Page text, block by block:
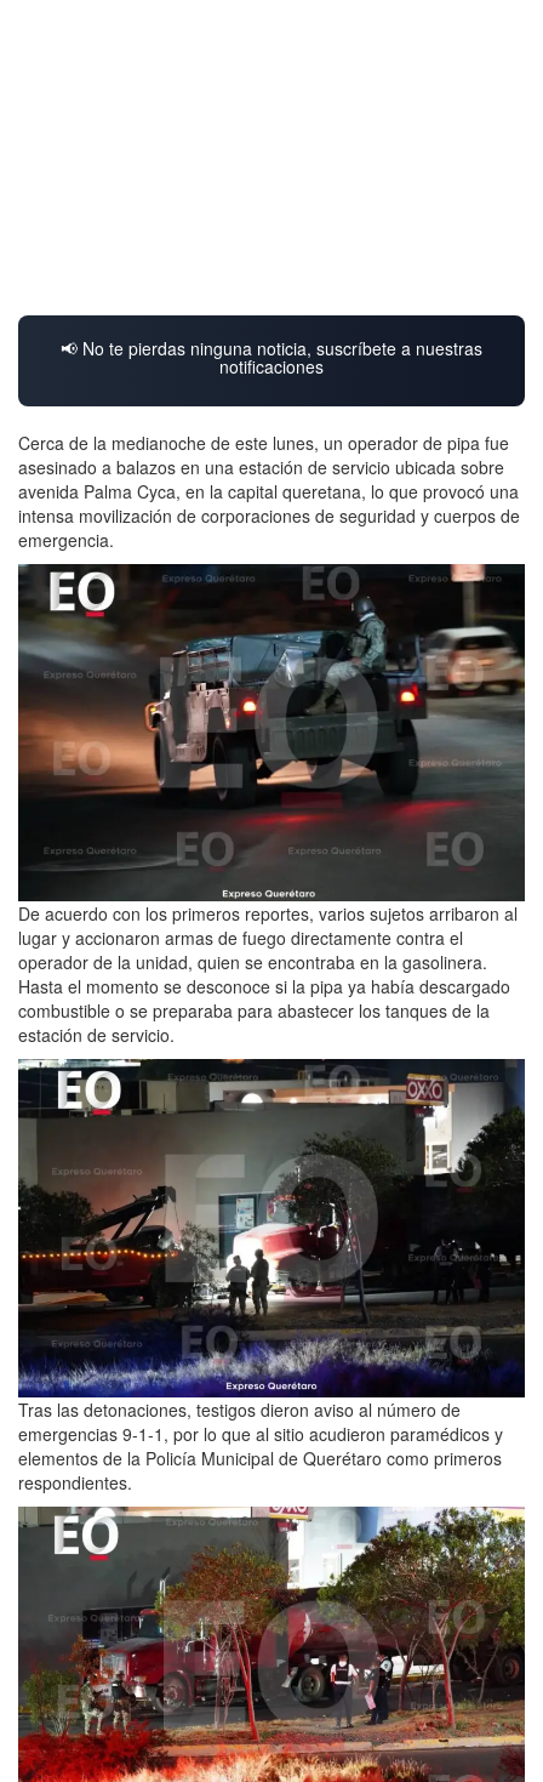
📢 No te pierdas ninguna noticia, suscríbete a nuestras
notificaciones
Cerca de la medianoche de este lunes, un operador de pipa fue
asesinado a balazos en una estación de servicio ubicada sobre
avenida Palma Cyca, en la capital queretana, lo que provocó una
intensa movilización de corporaciones de seguridad y cuerpos de
emergencia.
De acuerdo con los primeros reportes, varios sujetos arribaron al
lugar y accionaron armas de fuego directamente contra el
operador de la unidad, quien se encontraba en la gasolinera.
Hasta el momento se desconoce si la pipa ya había descargado
combustible o se preparaba para abastecer los tanques de la
estación de servicio.
Tras las detonaciones, testigos dieron aviso al número de
emergencias 9-1-1, por lo que al sitio acudieron paramédicos y
elementos de la Policía Municipal de Querétaro como primeros
respondientes.